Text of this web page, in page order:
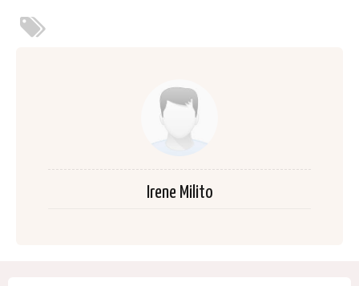
Irene Milito